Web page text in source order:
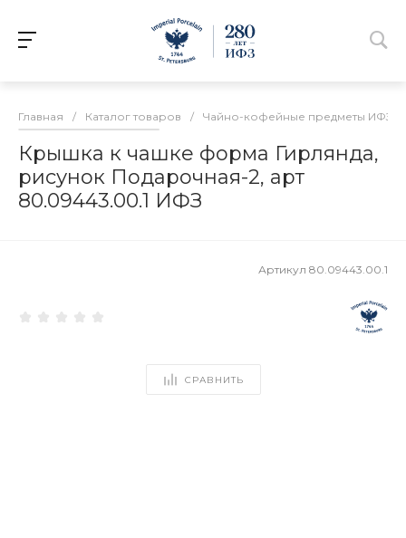
Главная / Каталог товаров / Чайно-кофейные предметы ИФЗ
Крышка к чашке форма Гирлянда,
рисунок Подарочная-2, арт
80.09443.00.1 ИФЗ
Артикул 80.09443.00.1
СРАВНИТЬ